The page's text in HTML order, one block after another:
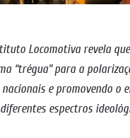
Locomotiva revela
“trégua” para a
e promovendo o
espectros